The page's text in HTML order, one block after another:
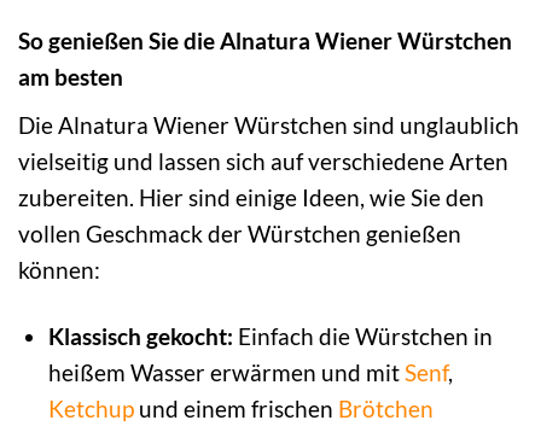
So genießen Sie die Alnatura Wiener Würstchen
am besten
Die Alnatura Wiener Würstchen sind unglaublich
vielseitig und lassen sich auf verschiedene Arten
zubereiten. Hier sind einige Ideen, wie Sie den
vollen Geschmack der Würstchen genießen
können:
Klassisch gekocht: Einfach die Würstchen in
heißem Wasser erwärmen und mit Senf,
Ketchupund einem frischen Brötchen